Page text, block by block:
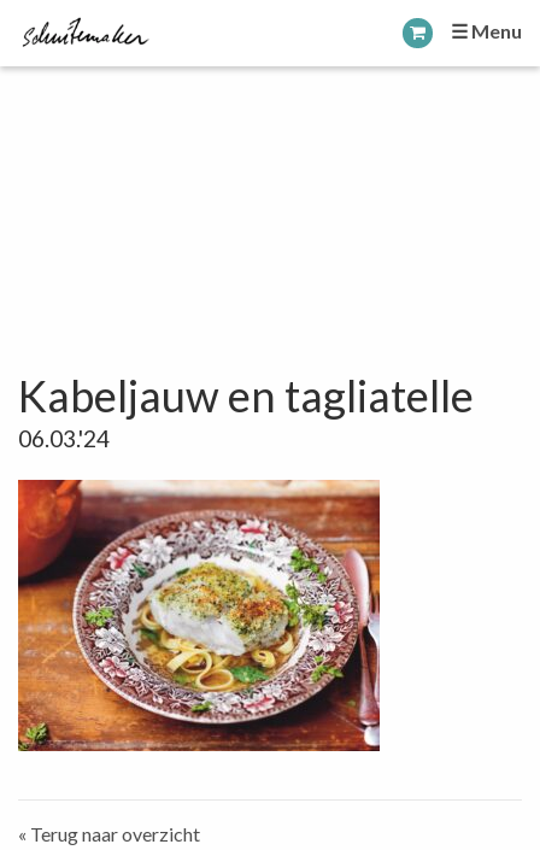
☰ Menu
Kabeljauw en tagliatelle
06.03.'24
« Terug naar overzicht